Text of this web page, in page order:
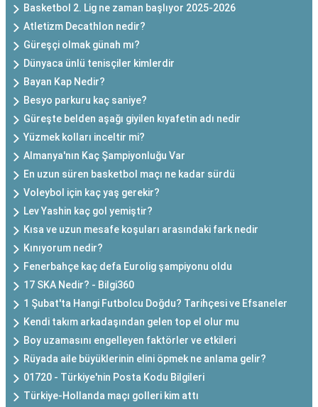
Basketbol 2. Lig ne zaman başlıyor 2025-2026
Atletizm Decathlon nedir?
Güreşçi olmak günah mı?
Dünyaca ünlü tenisçiler kimlerdir
Bayan Kap Nedir?
Besyo parkuru kaç saniye?
Güreşte belden aşağı giyilen kıyafetin adı nedir
Yüzmek kolları inceltir mi?
Almanya'nın Kaç Şampiyonluğu Var
En uzun süren basketbol maçı ne kadar sürdü
Voleybol için kaç yaş gerekir?
Lev Yashin kaç gol yemiştir?
Kısa ve uzun mesafe koşuları arasındaki fark nedir
Kınıyorum nedir?
Fenerbahçe kaç defa Eurolig şampiyonu oldu
17 SKA Nedir? - Bilgi360
1 Şubat'ta Hangi Futbolcu Doğdu? Tarihçesi ve Efsaneler
Kendi takım arkadaşından gelen top el olur mu
Boy uzamasını engelleyen faktörler ve etkileri
Rüyada aile büyüklerinin elini öpmek ne anlama gelir?
01720 - Türkiye'nin Posta Kodu Bilgileri
Türkiye-Hollanda maçı golleri kim attı